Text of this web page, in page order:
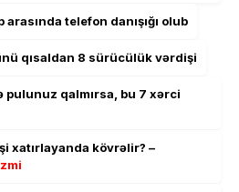
telefon danışığı olub
qısaldan 8 sürücülük vərdişi
pulunuz qalmırsa, bu 7 xərci
xatırlayanda kövrəlir? –